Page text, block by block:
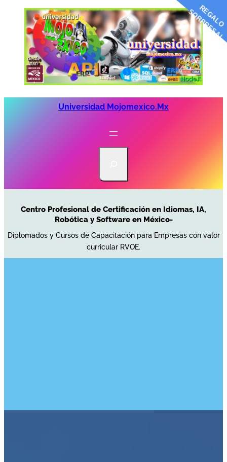
contenido
Universidad Mojomexico.mx
a
r
c
h
Centro Profesional de Certificación en Idiomas, IA,
Robótica y Software en México-
Diplomados y Cursos de Capacitación para Empresas con valor
curricular RVOE.
R
E
G
A
L
O
S
O
R
P
R
E
S
A
!